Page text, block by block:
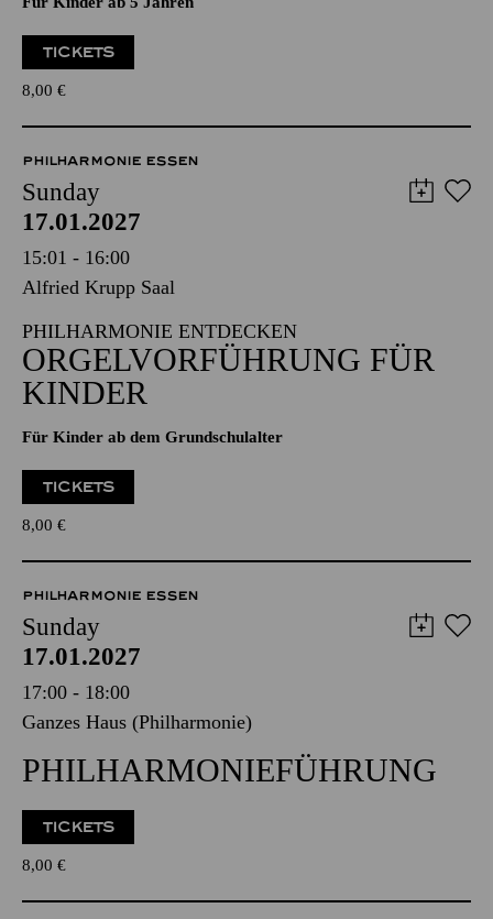
TICKETS
8,00 €
PHILHARMONIE ESSEN
Sunday
17.01.2027
15:01 - 16:00
Alfried Krupp Saal
PHILHARMONIE ENTDECKEN
ORGELVORFÜHRUNG FÜR
KINDER
Für Kinder ab dem Grundschulalter
TICKETS
8,00 €
PHILHARMONIE ESSEN
Sunday
17.01.2027
17:00 - 18:00
Ganzes Haus (Philharmonie)
PHILHARMONIEFÜHRUNG
TICKETS
8,00 €